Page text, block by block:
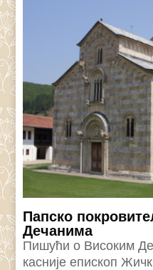
Папско
Дечанима
Пишући о Високим
касније епископ